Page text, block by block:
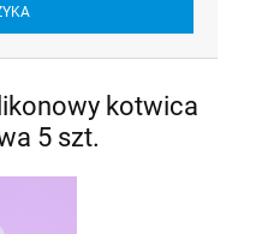
kotwica
5 szt.